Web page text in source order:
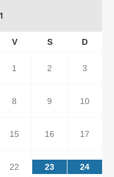
V S D
1 2 3
8 9 10
15 16 17
22 23 24